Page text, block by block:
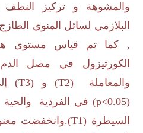
والمشوهة و تركيز النطف و
, كما تم قياس مستوى
الكورتيزول في مصل الدم
والمعاملة (
T2) و ( T3
)
p<0.05) في الفردية والحية
السيطرة (T1).وانخفضت